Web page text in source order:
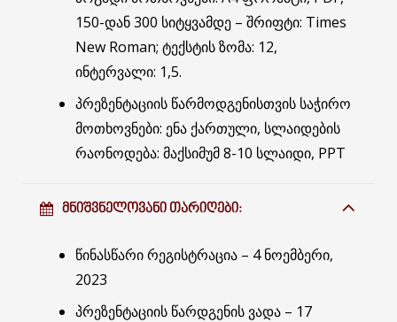
150-დან 300 სიტყვამდე – შრიფტი: Times
New Roman; ტექსტის ზომა: 12,
ინტერვალი: 1,5.
პრეზენტაციის წარმოდგენისთვის საჭირო
მოთხოვნები: ენა ქართული, სლაიდების
რაონოდება: მაქსიმუმ 8-10 სლაიდი, PPT
ᲛᲜᲘᲨᲕᲜᲔᲚᲝᲕᲐᲜᲘ ᲗᲐᲠᲘᲦᲔᲑᲘ:
წინასწარი რეგისტრაცია – 4 ნოემბერი,
2023
პრეზენტაციის წარდგენის ვადა – 17